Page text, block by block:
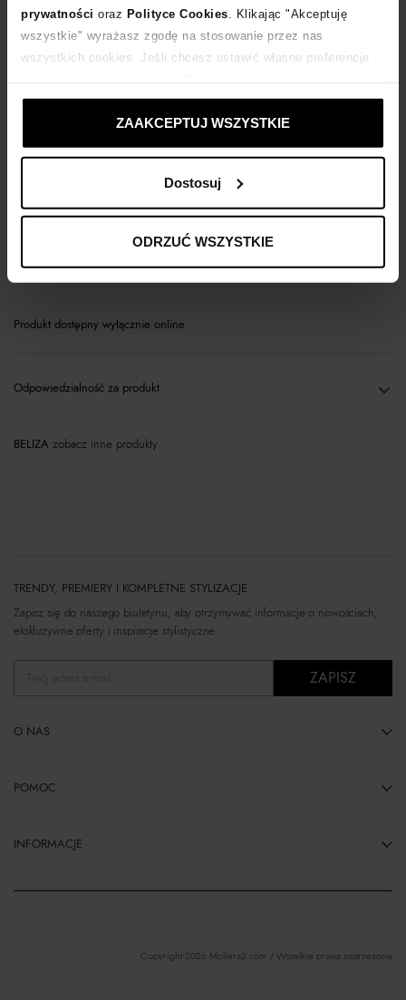
prywatności oraz Polityce Cookies . Klikając "Akceptuję
wszystkie" wyrażasz zgodę na stosowanie przez nas
wszystkich cookies. Jeśli chcesz ustawić własne preferencje
ustawienia prywatności.
ZAAKCEPTUJ WSZYSTKIE
Dostosuj
ODRZUĆ WSZYSTKIE
14 dni na zwrot towaru
+158 punktówzyskujesz w Klubie Korzyści Sprawdź
Kup teraz, Zapłać później!
Opis produktu
Materiał
Produkt dostępny wyłącznie online
Odpowiedzialność za produkt
BELIZA zobacz inne produkty
TRENDY, PREMIERY I KOMPLETNE STYLIZACJE
Zapisz się do naszego biuletynu, aby otrzymywać informacje o nowościach,
ekskluzywne oferty i inspiracje stylistyczne.
ZAPISZ
O NAS
POMOC
INFORMACJE
Copyright 2026 Moliera2.com / Wszelkie prawa zastrzeżone